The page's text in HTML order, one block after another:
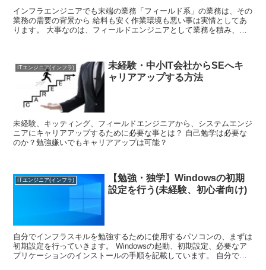
インフラエンジニアでも末端の業務「フィールド系」の業務は、その
業務の需要の背景から 給料も安く作業環境も悪い事は実情としてあ
ります。 大事なのは、フィールドエンジニアとして業務を積み、そ
ITエンジニア(インフラ)
未経験・中小IT会社からSEへキ
ャリアアップする方法
未経験、キッティング、フィールドエンジニアから、システムエンジ
ニアにキャリアアップするために必要な事とは？ 自己勉学は必要な
のか？勉強嫌いでもキャリアアップは可能？
ITエンジニア(インフラ)
【勉強・独学】Windowsの初期
設定を行う(未経験、初心者向け)
自分でインフラスキルを勉強するために使用するパソコンの、まずは
初期設定を行っていきます。 Windowsの起動、初期設定、必要なア
プリケーションのインストールの手順を記載しています。 自分でパ